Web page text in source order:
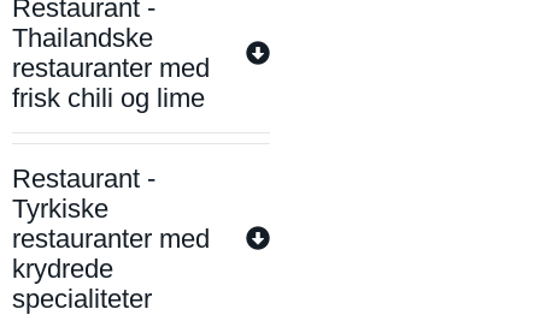
Restaurant -
Thailandske
restauranter med
frisk chili og lime
Restaurant -
Tyrkiske
restauranter med
krydrede
specialiteter